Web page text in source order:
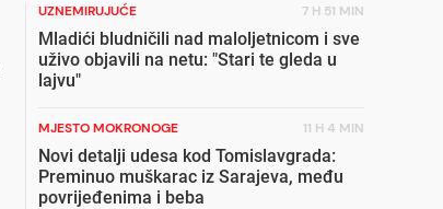
UZNEMIRUJUĆE 7 H 51 MIN
Mladići bludničili nad maloljetnicom i sve
uživo objavili na netu: "Stari te gleda u
lajvu"
MJESTO MOKRONOGE 11 H 4 MIN
Novi detalji udesa kod Tomislavgrada:
Preminuo muškarac iz Sarajeva, među
povrijeđenima i beba